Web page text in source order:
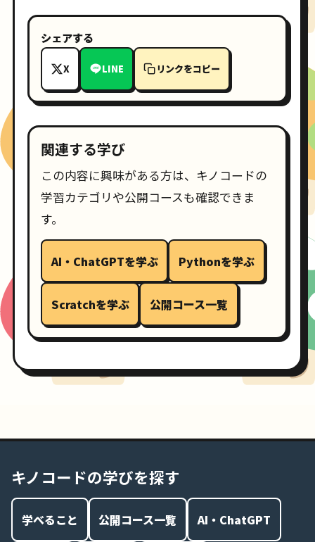
シェアする
X LINE リンクをコピー
関連する学び
この内容に興味がある方は、キノコードの
学習カテゴリや公開コースも確認できま
す。
AI・ChatGPTを学ぶ Pythonを学ぶ
Scratchを学ぶ 公開コース一覧
キノコードの学びを探す
学べること 公開コース一覧 AI・ChatGPT